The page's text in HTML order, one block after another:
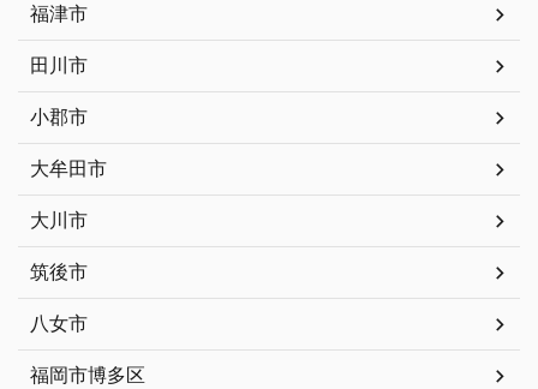
福津市
田川市
小郡市
大牟田市
大川市
筑後市
八女市
福岡市博多区